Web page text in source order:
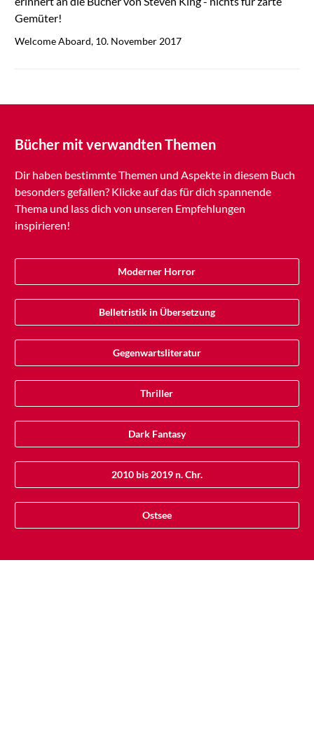
Gemüter!
Welcome Aboard, 10. November 2017
Bücher mit verwandten Themen
Dir haben bestimmte Themen und Aspekte in diesem Buch
besonders gefallen? Klicke auf das für dich spannende
Thema und lass dich von unseren Empfehlungen
inspirieren!
Moderner Horror
Belletristik in Übersetzung
Gegenwartsliteratur
Thriller
Dark Fantasy
2010 bis 2019 n. Chr.
Ostsee